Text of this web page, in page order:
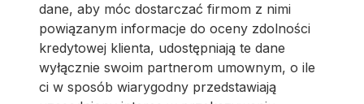
dane, aby móc dostarczać firmom z nimi
powiązanym informacje do oceny zdolności
kredytowej klienta, udostępniają te dane
wyłącznie swoim partnerom umownym, o ile
ci w sposób wiarygodny przedstawiają